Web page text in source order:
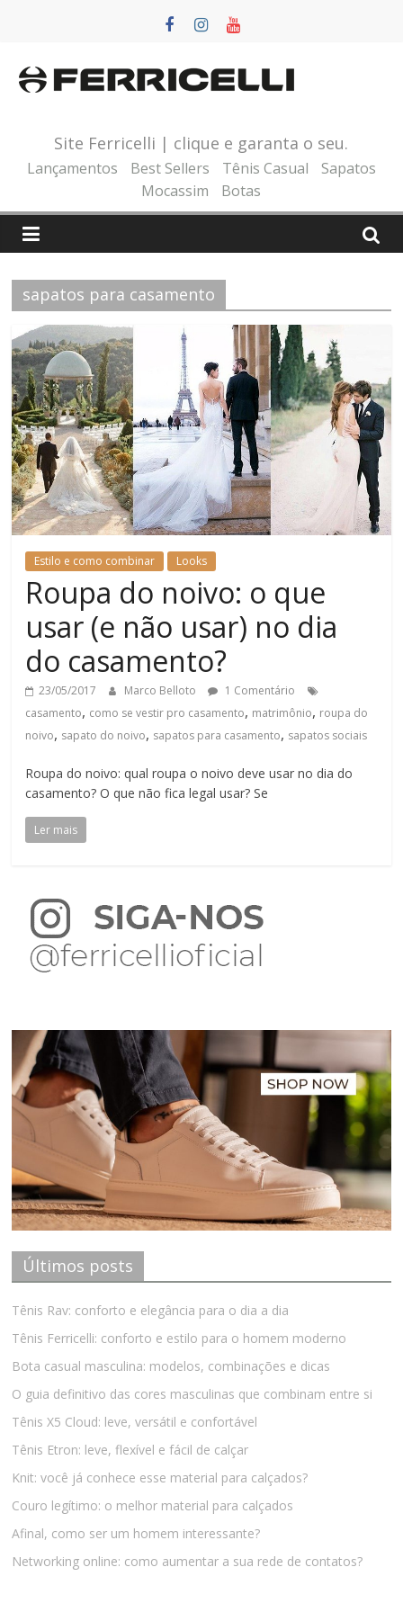
conteúdo
Site Ferricelli | clique e garanta o seu.
Lançamentos Best Sellers Tênis Casual
Sapatos
Mocassim
Botas
sapatos para casamento
Estilo e como combinar Looks
Roupa do noivo: o que
usar (e não usar) no dia
do casamento?
23/05/2017 Marco Belloto
1 Comentário
casamento, como se vestir pro casamento, matrimônio, roupa do
noivo, sapato do noivo, sapatos para casamento, sapatos sociais
Roupa do noivo: qual roupa o noivo deve usar no dia do
casamento? O que não fica legal usar? Se
Ler mais
Últimos posts
Tênis Rav: conforto e elegância para o dia a dia
Tênis Ferricelli: conforto e estilo para o homem moderno
Bota casual masculina: modelos, combinações e dicas
O guia definitivo das cores masculinas que combinam entre si
Tênis X5 Cloud: leve, versátil e confortável
Tênis Etron: leve, flexível e fácil de calçar
Knit: você já conhece esse material para calçados?
Couro legítimo: o melhor material para calçados
Afinal, como ser um homem interessante?
Networking online: como aumentar a sua rede de contatos?